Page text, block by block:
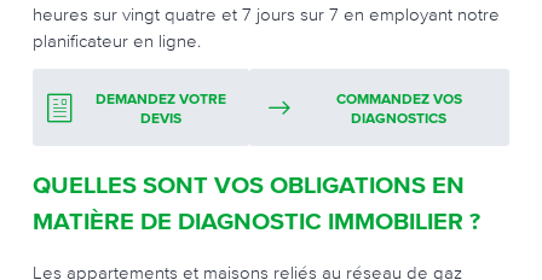
heures sur vingt quatre et 7 jours sur 7 en employant notre
planificateur en ligne.
DEMANDEZ VOTRE
DEVIS
COMMANDEZ VOS
DIAGNOSTICS
QUELLES SONT VOS OBLIGATIONS EN
MATIÈRE DE DIAGNOSTIC IMMOBILIER ?
Les appartements et maisons reliés au réseau de gaz